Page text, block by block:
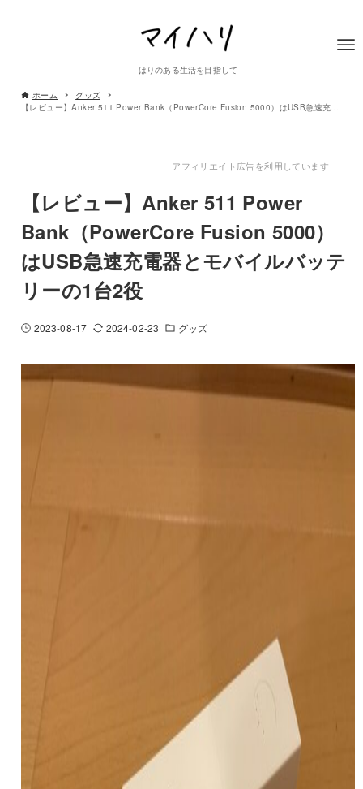
はりのある生活を目指して
ホーム
グッズ
アフィリエイト広告を利用しています
【レビュー】Anker 511 Power
Bank（PowerCore Fusion 5000）
はUSB急速充電器とモバイルバッテ
リーの1台2役
2023-08-17 2024-02-23 グッズ